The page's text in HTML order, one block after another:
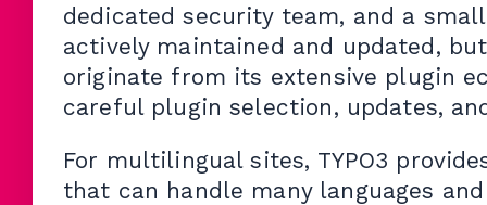
dedicated security team, and a
actively maintained and updated,
originate from its extensive plugin
careful plugin selection, updates,
For multilingual sites, TYPO3
that can handle many languages